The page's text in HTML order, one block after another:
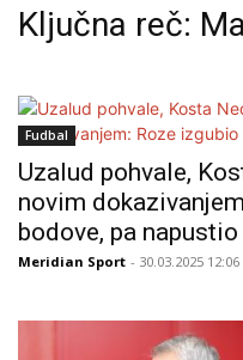
Ključna reč:
Fudbal
Uzalud pohvale,
novim
bodove, pa
Meridian Sport - 30.03.2025 12:06